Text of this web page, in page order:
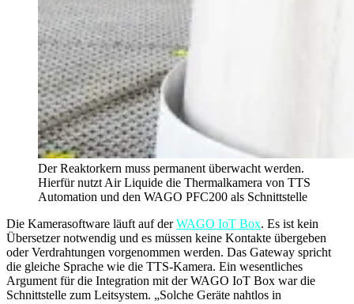
Der Reaktorkern muss permanent überwacht werden.
Hierfür nutzt Air Liquide die Thermalkamera von TTS
Automation und den WAGO PFC200 als Schnittstelle
Die Kamerasoftware läuft auf derWAGO IoT Box. Es ist kein
Übersetzer notwendig und es müssen keine Kontakte übergeben
oder Verdrahtungen vorgenommen werden. Das Gateway spricht
die gleiche Sprache wie die TTS-Kamera. Ein wesentliches
Argument für die Integration mit der WAGO IoT Box war die
Schnittstelle zum Leitsystem. „Solche Geräte nahtlos in